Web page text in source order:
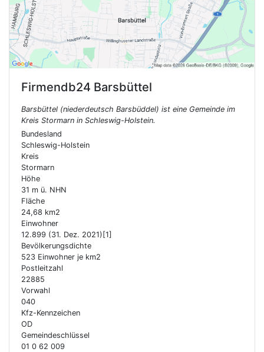
Firmendb24 Barsbüttel
Barsbüttel (niederdeutsch Barsbüddel) ist eine Gemeinde im
Kreis Stormarn in Schleswig-Holstein.
Bundesland
Schleswig-Holstein
Kreis
Stormarn
Höhe
31 m ü. NHN
Fläche
24,68 km2
Einwohner
12.899 (31. Dez. 2021)[1]
Bevölkerungsdichte
523 Einwohner je km2
Postleitzahl
22885
Vorwahl
040
Kfz-Kennzeichen
OD
Gemeindeschlüssel
01 0 62 009